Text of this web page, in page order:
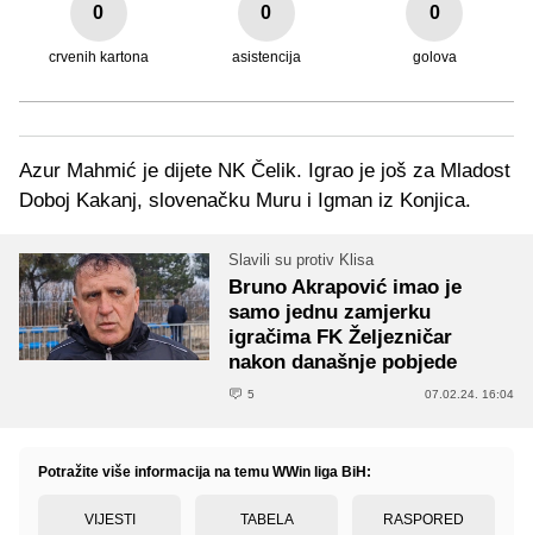
0
crvenih kartona
0
asistencija
0
golova
Azur Mahmić je dijete NK Čelik. Igrao je još za Mladost
Doboj Kakanj, slovenačku Muru i Igman iz Konjica.
Slavili su protiv Klisa
Bruno Akrapović imao je
samo jednu zamjerku
igračima FK Željezničar
nakon današnje pobjede
5 07.02.24. 16:04
Potražite više informacija na temu WWin liga BiH:
VIJESTI TABELA RASPORED